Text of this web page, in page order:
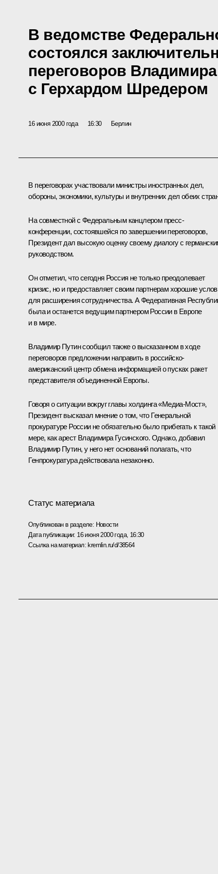
В ведомстве
состоялся
переговоров
с Герхардом Шредером
16 июня 2000 года 16:30 Берлин
В переговорах участвовали министры иностранных дел,
обороны, экономики, культуры и внутренних дел обеих
На совместной с Федеральным канцлером пресс-
конференции, состоявшейся по завершении переговоров,
Президент дал высокую оценку своему диалогу с
руководством.
Он отметил, что сегодня Россия не только преодолевает
кризис, но и предоставляет своим партнерам хорошие
для расширения сотрудничества. А Федеративная
была и останется ведущим партнером России в Европе
и в мире.
Владимир Путин сообщил также о высказанном в ходе
переговоров предложении направить в российско-
американский центр обмена информацией о пусках ракет
представителя объединенной Европы.
Говоря о ситуации вокруг главы холдинга «Медиа-Мост»,
Президент высказал мнение о том, что Генеральной
прокуратуре России не обязательно было прибегать к такой
мере, как арест Владимира Гусинского. Однако, добавил
Владимир Путин, у него нет оснований полагать, что
Генпрокуратура действовала незаконно.
Статус материала
Опубликован в разделе: Новости
Дата публикации: 16 июня 2000 года, 16:30
Ссылка на материал:kremlin.ru/d/38564